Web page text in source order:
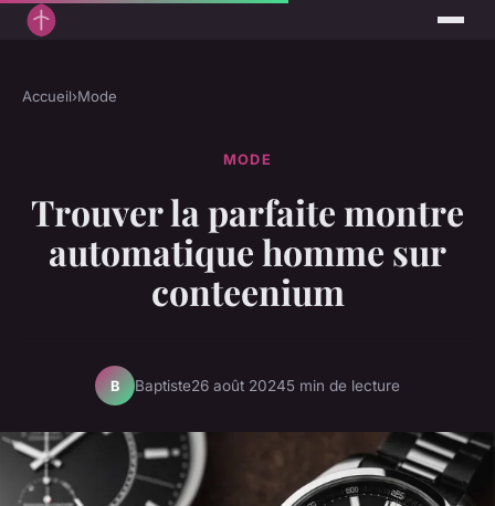
Accueil›Mode
MODE
Trouver la parfaite montre
automatique homme sur
conteenium
B Baptiste26 août 20245 min de lecture